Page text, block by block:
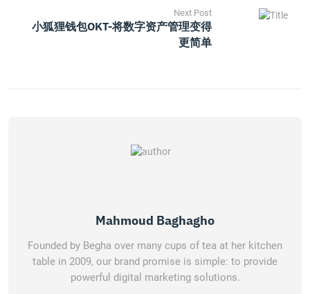
Next Post
小狐狸钱包OKT-将数字资产管理变得
更简单
Mahmoud Baghagho
Founded by Begha over many cups of tea at her kitchen
table in 2009, our brand promise is simple: to provide
powerful digital marketing solutions.